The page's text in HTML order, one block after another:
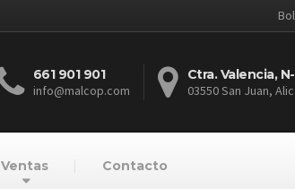
661 901 901
info@malcop.com
Ctra. Valencia,
03550 San Juan,
Ventas Contacto